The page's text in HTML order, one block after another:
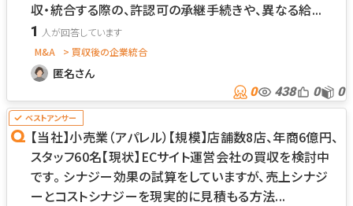
収・統合する際の、許認可の承継手続きや、異なる給...
1
M&A > 買収後の企業統合
匿名さん
0 438 0 0
【当社】小売業（アパレル）【規模】店舗数8店、年商6億円、
スタッフ60名【現状】ECサイト運営会社の買収を検討中
です。 シナジー効果の試算をしていますが、売上シナジ
ーとコストシナジーを現実的に見積もる方法...